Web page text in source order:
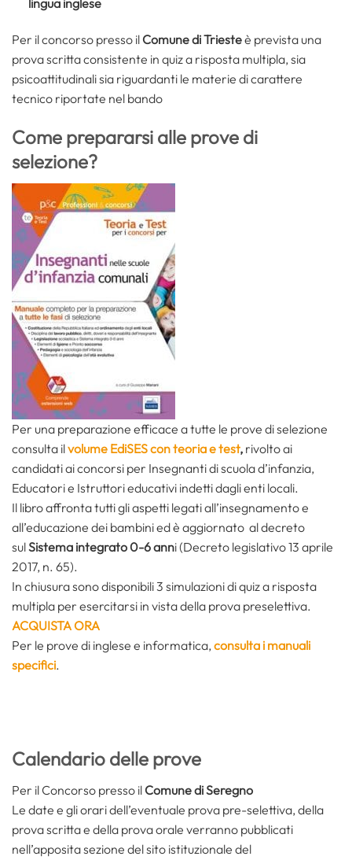
lingua inglese
Per il concorso presso il Comune di Triesteè prevista una
prova scritta consistente in quiz a risposta multipla, sia
psicoattitudinali sia riguardanti le materie di carattere
tecnico riportate nel bando
Come prepararsi alle prove di
selezione?
Per una preparazione efficace a tutte le prove di selezione
consulta ilvolume EdiSES con teoria e test, rivolto ai
candidati ai concorsi per Insegnanti di scuola d’infanzia,
Educatori e Istruttori educativi indetti dagli enti locali.
Il libro affronta tutti gli aspetti legati all’insegnamento e
all’educazione dei bambini ed è aggiornato al decreto
sulSistema integrato 0-6 anni (Decreto legislativo 13 aprile
2017, n. 65).
In chiusura sono disponibili 3 simulazioni di quiz a risposta
multipla per esercitarsi in vista della prova preselettiva.
ACQUISTA ORA
Per le prove di inglese e informatica, consulta i manuali
specifici.
Calendario delle prove
Per il Concorso presso il Comune di Seregno
Le date e gli orari dell’eventuale prova pre-selettiva, della
prova scritta e della prova orale verranno pubblicati
nell’apposita sezione del sito istituzionale del